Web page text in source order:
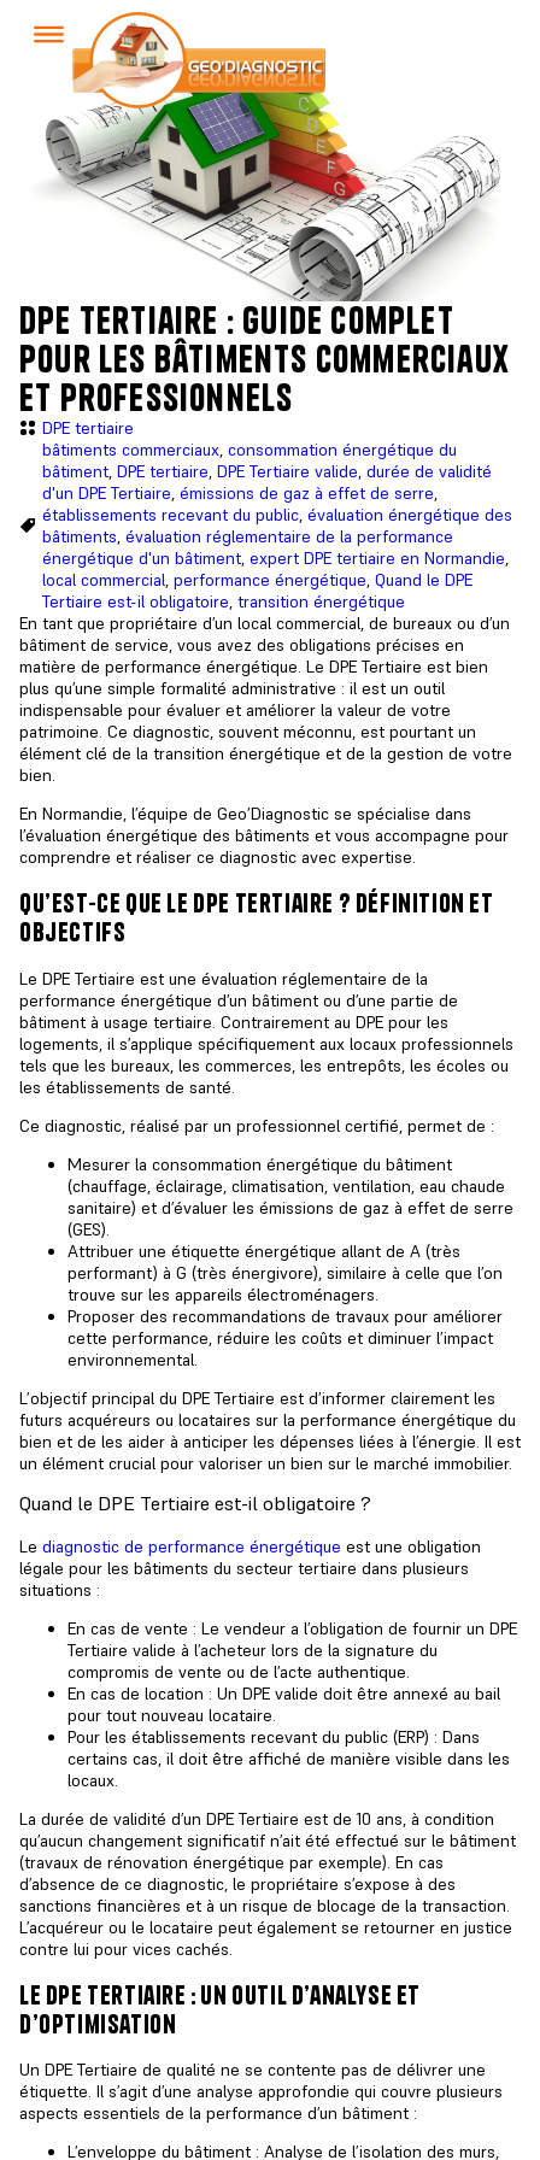
dpe tertiaire : guide complet
pour les bâtiments commerciaux
et professionnels
DPE tertiaire
bâtiments commerciaux, consommation énergétique du
bâtiment, DPE tertiaire, DPE Tertiaire valide, durée de validité
d'un DPE Tertiaire, émissions de gaz à effet de serre,
établissements recevant du public, évaluation énergétique des
bâtiments, évaluation réglementaire de la performance
énergétique d'un bâtiment, expert DPE tertiaire en Normandie,
local commercial, performance énergétique, Quand le DPE
Tertiaire est-il obligatoire, transition énergétique
En tant que propriétaire d’un local commercial, de bureaux ou d’un
bâtiment de service, vous avez des obligations précises en
matière de performance énergétique. Le DPE Tertiaire est bien
plus qu’une simple formalité administrative : il est un outil
indispensable pour évaluer et améliorer la valeur de votre
patrimoine. Ce diagnostic, souvent méconnu, est pourtant un
élément clé de la transition énergétique et de la gestion de votre
bien.
En Normandie, l’équipe de Geo’Diagnostic se spécialise dans
l’évaluation énergétique des bâtiments et vous accompagne pour
comprendre et réaliser ce diagnostic avec expertise.
qu’est-ce que le dpe tertiaire ? définition et
objectifs
Le DPE Tertiaire est une évaluation réglementaire de la
performance énergétique d’un bâtiment ou d’une partie de
bâtiment à usage tertiaire. Contrairement au DPE pour les
logements, il s’applique spécifiquement aux locaux professionnels
tels que les bureaux, les commerces, les entrepôts, les écoles ou
les établissements de santé.
Ce diagnostic, réalisé par un professionnel certifié, permet de :
Mesurer la consommation énergétique du bâtiment
(chauffage, éclairage, climatisation, ventilation, eau chaude
sanitaire) et d’évaluer les émissions de gaz à effet de serre
(GES).
Attribuer une étiquette énergétique allant de A (très
performant) à G (très énergivore), similaire à celle que l’on
trouve sur les appareils électroménagers.
Proposer des recommandations de travaux pour améliorer
cette performance, réduire les coûts et diminuer l’impact
environnemental.
L’objectif principal du DPE Tertiaire est d’informer clairement les
futurs acquéreurs ou locataires sur la performance énergétique du
bien et de les aider à anticiper les dépenses liées à l’énergie. Il est
un élément crucial pour valoriser un bien sur le marché immobilier.
Quand le DPE Tertiaire est-il obligatoire ?
Le diagnostic de performance énergétique est une obligation
légale pour les bâtiments du secteur tertiaire dans plusieurs
situations :
En cas de vente : Le vendeur a l’obligation de fournir un DPE
Tertiaire valide à l’acheteur lors de la signature du
compromis de vente ou de l’acte authentique.
En cas de location : Un DPE valide doit être annexé au bail
pour tout nouveau locataire.
Pour les établissements recevant du public (ERP) : Dans
certains cas, il doit être affiché de manière visible dans les
locaux.
La durée de validité d’un DPE Tertiaire est de 10 ans, à condition
qu’aucun changement significatif n’ait été effectué sur le bâtiment
(travaux de rénovation énergétique par exemple). En cas
d’absence de ce diagnostic, le propriétaire s’expose à des
sanctions financières et à un risque de blocage de la transaction.
L’acquéreur ou le locataire peut également se retourner en justice
contre lui pour vices cachés.
le dpe tertiaire : un outil d’analyse et
d’optimisation
Un DPE Tertiaire de qualité ne se contente pas de délivrer une
étiquette. Il s’agit d’une analyse approfondie qui couvre plusieurs
aspects essentiels de la performance d’un bâtiment :
L’enveloppe du bâtiment : Analyse de l’isolation des murs,